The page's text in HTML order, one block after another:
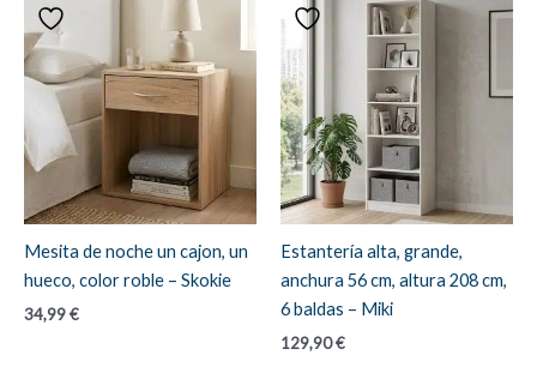
Mesita de noche un cajon, un
hueco, color roble – Skokie
34,99€
Estantería alta, grande,
anchura 56 cm, altura 208 cm,
6 baldas – Miki
129,90€